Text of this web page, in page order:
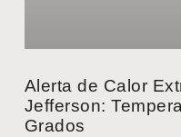
Alerta de Calor
Jefferson:
Grados